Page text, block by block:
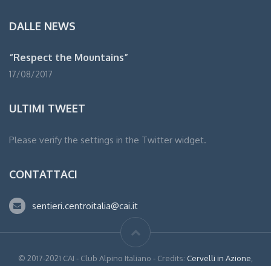
DALLE NEWS
“Respect the Mountains”
17/08/2017
ULTIMI TWEET
Please verify the settings in the Twitter widget.
CONTATTACI
sentieri.centroitalia@cai.it
© 2017-2021 CAI - Club Alpino Italiano - Credits: Cervelli in Azione